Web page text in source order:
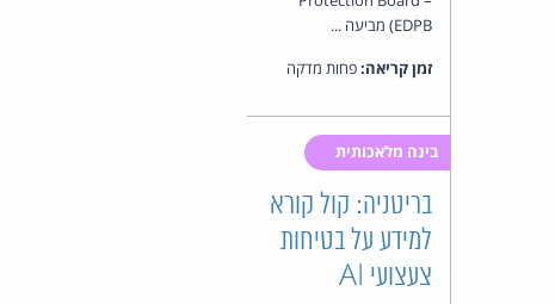
EDPB) מביעה ...
זמן קריאה:פחות מדקה
בינה מלאכותית
בריטניה: קול קורא
למידע על בטיחות
צעצועי AI